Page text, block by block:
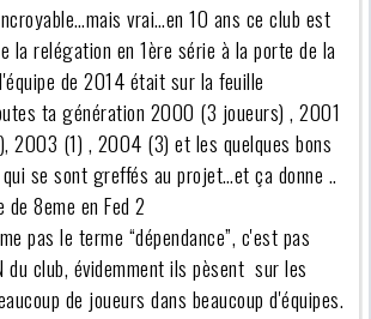
vrai…en 10 ans ce club est
la relégation en 1ère série à la porte de la
de 2014 était sur la feuille
ta génération 2000 (3 joueurs) , 2001
2003 (1) , 2004 (3) et les quelques bons
se sont greffés au projet…et ça donne ..
de 8eme en Fed 2
pas le terme “dépendance”, c'est pas
du club, évidemment ils pèsent sur les
de joueurs dans beaucoup d'équipes.